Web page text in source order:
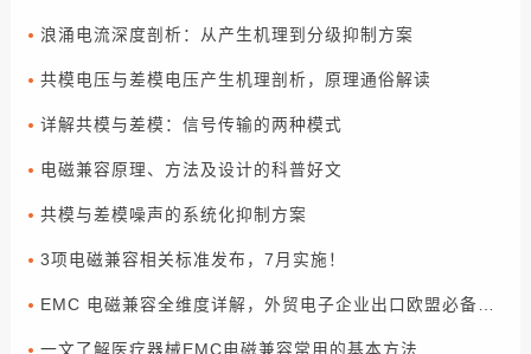
浪涌电流深度剖析：从产生机理到分级抑制方案
共模电压与差模电压产生机理剖析，原理通俗解读
详解共模与差模：信号传输的两种模式
电磁兼容原理、方法及设计的科普好文
共模与差模噪声的系统化抑制方案
3项电磁兼容相关标准发布，7月实施！
一文了解医疗器械EMC电磁兼容常用的基本方法